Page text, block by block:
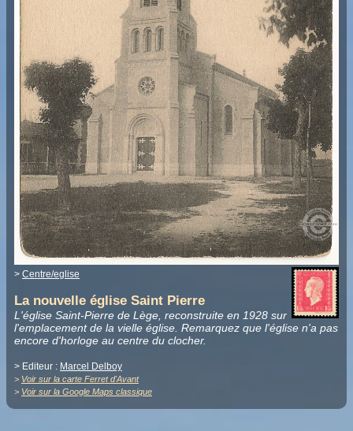
> Centre/eglise
La nouvelle église Saint Pierre
L'église Saint-Pierre de Lège, reconstruite en 1928 sur
l'emplacement de la vielle église. Remarquez que l'église n'a pas
encore d'horloge au centre du clocher.
> Editeur : Marcel Delboy
> Voir sur la carte Ferret d'Avant
> Voir sur la Google Maps classique